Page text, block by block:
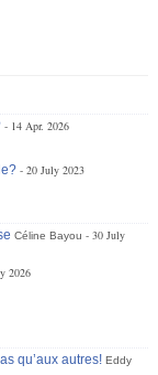
14 Apr. 2026
20 July 2023
Céline Bayou
30 July
2026
qu’aux autres! Eddy